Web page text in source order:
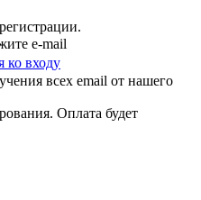
e-mail
ко входу
всех email от нашего
Оплата будет